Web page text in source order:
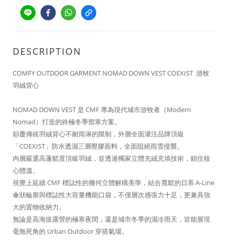
DESCRIPTION
COMFY OUTDOOR GARMENT NOMAD DOWN VEST COEXIST 游牧
羽絨背心
NOMAD DOWN VEST 是 CMF 專為現代城市游牧者（Modern
Nomad）打造的終極冬季禦寒方案。
顛覆傳統羽絨背心不耐雨淋的限制，外層全面灌注品牌頂級
「COEXIST」防水透濕三層壓膠面料，全面阻絕雨雪侵襲。
內層嚴選高蓬鬆度頂級羽絨，並透過獨家立體充絨充填技術，鎖住核
心體溫。
視覺上延續 CMF 標誌性的幾何立體解構美學，結合寬鬆的日系 A-Line
傘狀輪廓與標誌性大容量機能口袋，不僅層次感張力十足，更兼具強
大的置物收納力。
無論是高海拔露營的極寒夜間，還是城市冬季的濕冷雨天，皆能展現
毫無死角的 Urban Outdoor 穿搭氣場。